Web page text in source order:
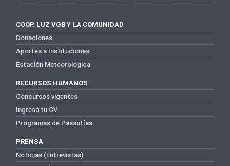
COOP. LUZ VGB Y LA COMUNIDAD
Donaciones
Aportes a Instituciones
Estación Meteorológica
RECURSOS HUMANOS
Concursos vigentes
Ingresá tu CV
Programas de Pasantías
PRENSA
Noticias (Entrevistas)